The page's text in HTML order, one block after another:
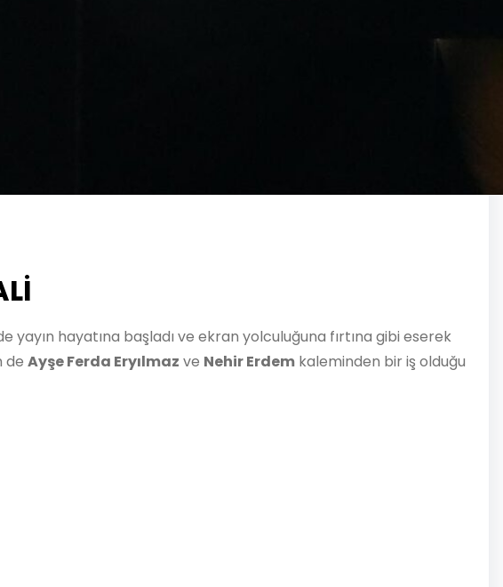
yayın hayatına başladı ve ekran yolculuğuna fırtına gibi eserek
de Ayşe Ferda Eryılmaz ve Nehir Erdem kaleminden bir iş olduğu